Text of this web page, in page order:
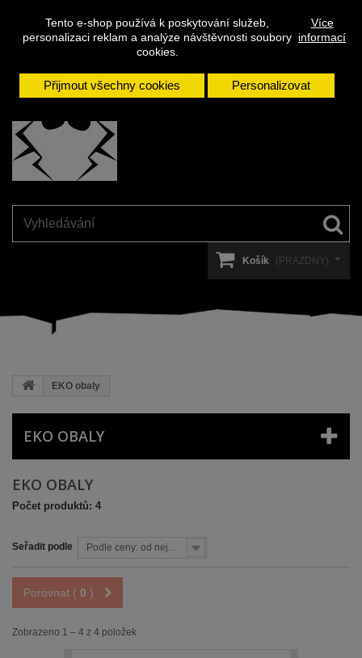
Tento e-shop používá k poskytování služeb,
personalizaci reklam a analýze návštěvnosti soubory
cookies.
Více
informací
Přijmout všechny cookies Personalizovat
Kontakt
Přihlásit se
Napište
nám
Košík (PRÁZDNÝ)
EKO obaly
EKO OBALY
EKO OBALY
Počet produktů: 4
Seřadit podle Podle ceny: od nejnižší
Porovnat ( 0 )
Zobrazeno 1 – 4 z 4 položek